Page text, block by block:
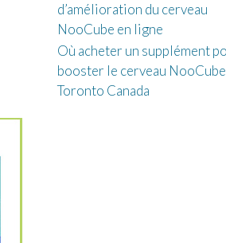
d’amélioration du cerveau
NooCube en ligne
Où acheter un supplément
booster le cerveau NooCube
Toronto Canada